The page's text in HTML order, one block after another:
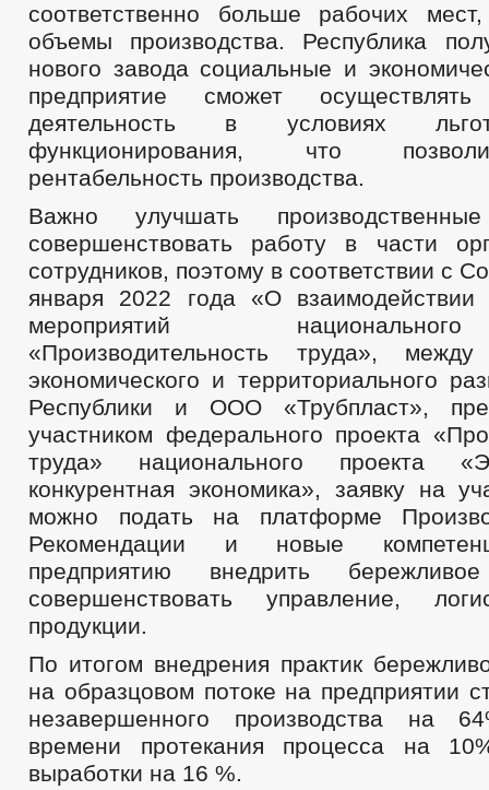
соответственно больше рабочих
объемы производства. Республика
нового завода социальные и
предприятие сможет осуществлять
деятельность в условиях
функционирования, что
рентабельность производства.
Важно улучшать
совершенствовать работу в части
сотрудников, поэтому в соответствии с
января 2022 года «О взаимодействии
мероприятий
«Производительность труда», между
экономического и территориального
Республики и ООО «Трубпласт»,
участником федерального проекта
труда» национального проекта
конкурентная экономика», заявку на
можно подать на платформе
Рекомендации и новые
предприятию внедрить бережливое
совершенствовать управление,
продукции.
По итогом внедрения практик
на образцовом потоке на предприятии
незавершенного производства на
времени протекания процесса на
выработки на 16 %.